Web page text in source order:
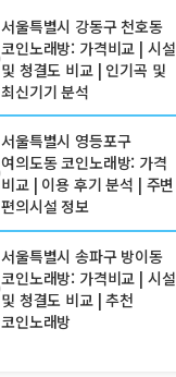
서울특별시 강동구 천호동
코인노래방: 가격비교 | 시설
및 청결도 비교 | 인기곡 및
최신기기 분석
서울특별시 영등포구
여의도동 코인노래방: 가격
비교 | 이용 후기 분석 | 주변
편의시설 정보
서울특별시 송파구 방이동
코인노래방: 가격비교 | 시설
및 청결도 비교 | 추천
코인노래방